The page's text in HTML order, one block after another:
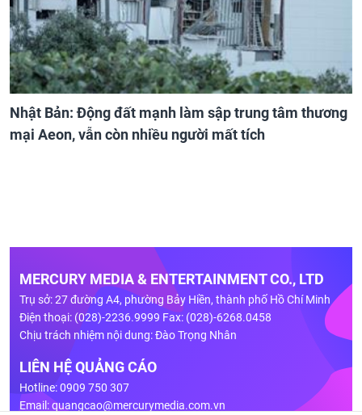
Nhật Bản: Động đất mạnh làm sập trung tâm thương
mại Aeon, vẫn còn nhiều người mất tích
MERCURY MEDIA & ENTERTAINMENT CO., LTD
Trụ sở: 27 đường A4, phường Bảy Hiền, thành phố Hồ Chí Minh
Điện thoại: (028)-2236.9999 Fax: (028)-6268.0458
Chịu trách nhiệm nội dung: Đào Trọng Nhân
LIÊN HỆ QUẢNG CÁO
Hotline: 0909 750 307
Email:quangcao@mercurymedia.com.vn